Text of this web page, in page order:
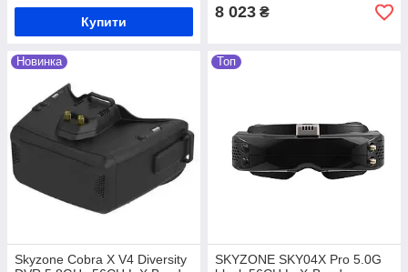
польотами.
Купити FPV окуляри в In My
Smart - вигідно
Купити
8 023 ₴
Новинка
Skyzone Cobra X V4 Diversity
Топ
SKYZONE SKY04X Pro 5.0G